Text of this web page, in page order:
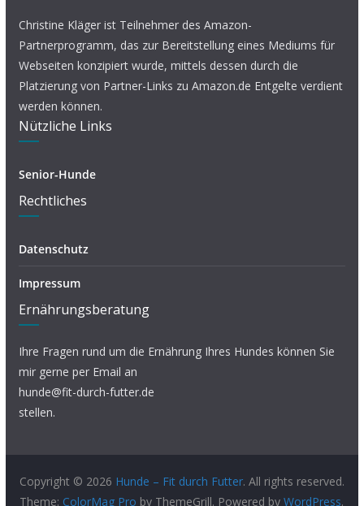
Christine Kläger ist Teilnehmer des Amazon-
Partnerprogramm, das zur Bereitstellung eines Mediums für
Webseiten konzipiert wurde, mittels dessen durch die
Platzierung von Partner-Links zu Amazon.de Entgelte verdient
werden können.
Nützliche Links
Senior-Hunde
Rechtliches
Datenschutz
Impressum
Ernährungsberatung
Ihre Fragen rund um die Ernährung Ihres Hundes können Sie
mir gerne per Email an
hunde@fit-durch-futter.de
stellen.
Copyright © 2026 Hunde – Fit durch Futter. All rights reserved.
Theme: ColorMag Pro by ThemeGrill. Powered byWordPress.